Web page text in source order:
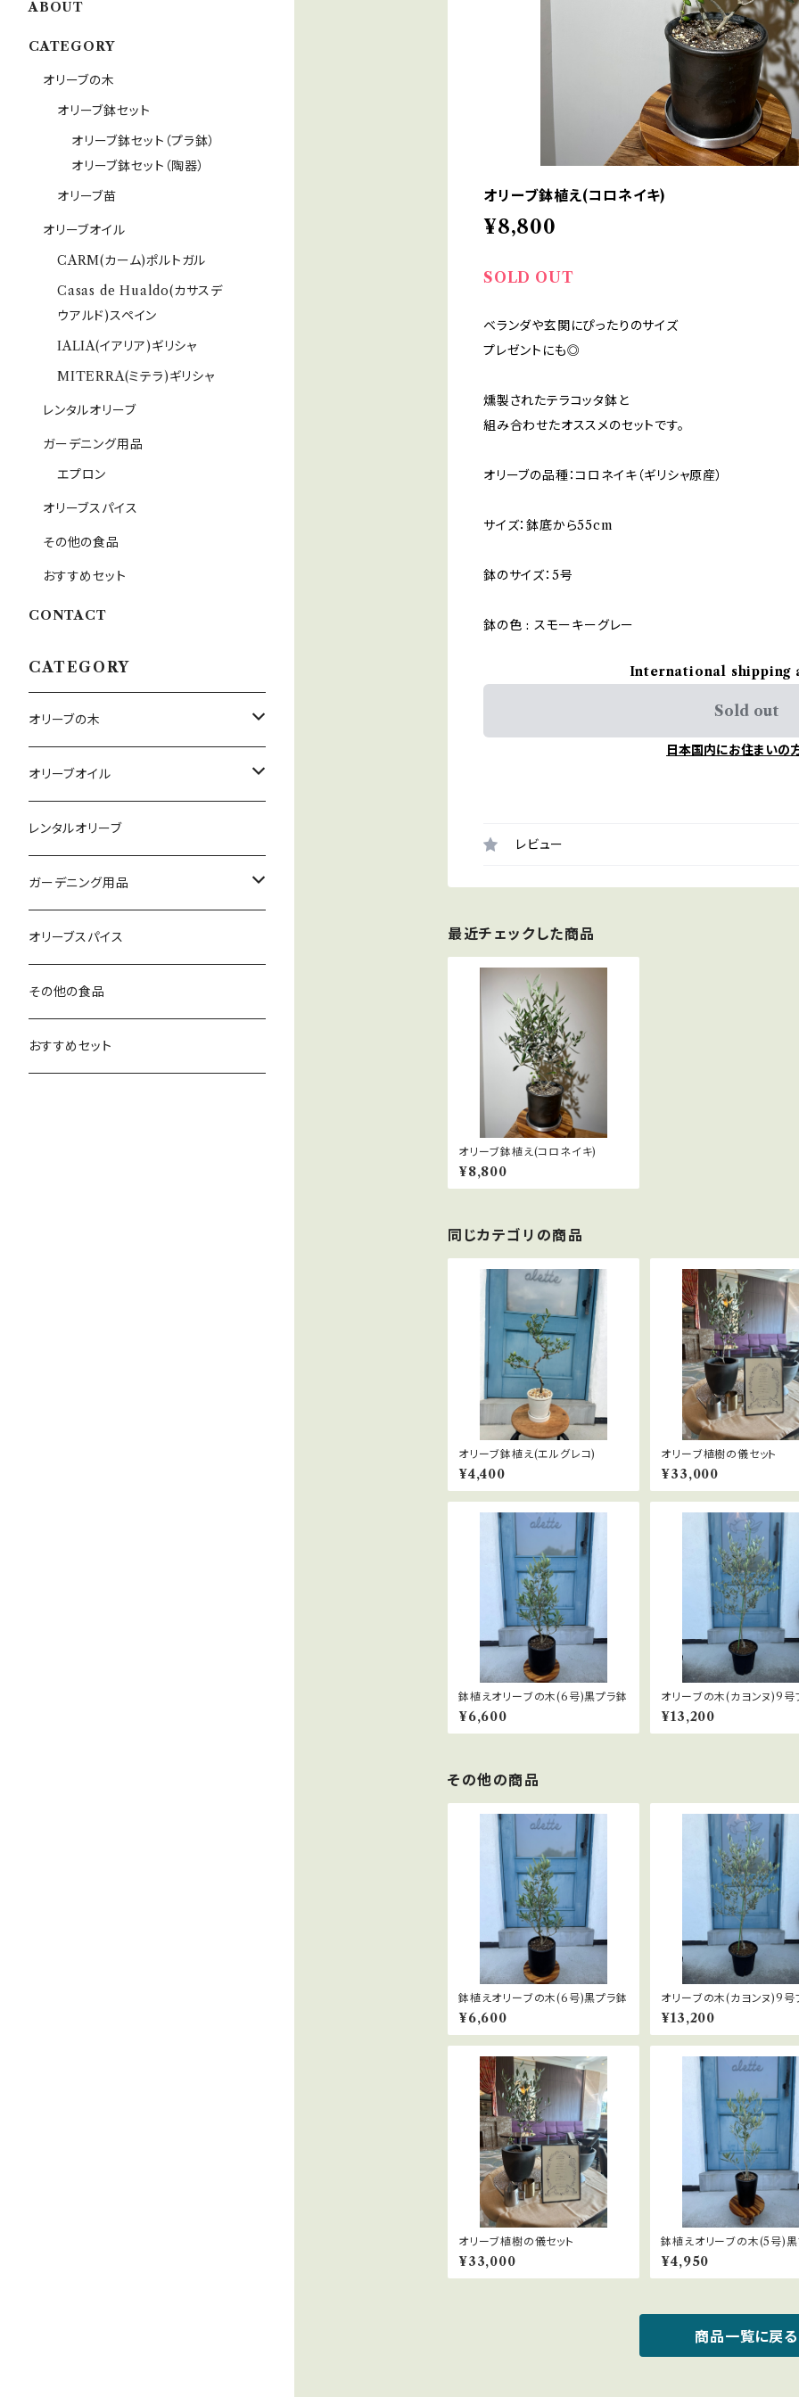
オリーブ鉢植え(コロネイキ)
¥8,800
SOLD OUT
ベランダや玄関にぴったりのサイズ
プレゼントにも◎
燻製されたテラコッタ鉢と
組み合わせたオススメのセットです。
オリーブの品種：コロネイキ（ギリシャ原産）
サイズ：鉢底から55cm
鉢のサイズ：5号
鉢の色 : スモーキーグレー
International shipping
Sold out
日本国内にお住まいの
レビュー
最近チェックした商品
オリーブ鉢植え(コロネイキ)
¥8,800
同じカテゴリの商品
オリーブ鉢植え(エルグレコ)
¥4,400
オリーブ植樹の儀セット
¥33,000
鉢植えオリーブの木(6号)黒プラ鉢
¥6,600
オリーブの木(カヨンヌ)9号
¥13,200
その他の商品
鉢植えオリーブの木(6号)黒プラ鉢
¥6,600
オリーブの木(カヨンヌ)9号
¥13,200
オリーブ植樹の儀セット
¥33,000
鉢植えオリーブの木(5号)黒
¥4,950
商品一覧に戻る
ABOUT
CATEGORY
オリーブの木
オリーブ鉢セット
オリーブ鉢セット（プラ鉢）
オリーブ鉢セット（陶器）
オリーブ苗
オリーブオイル
CARM(カーム)ポルトガル
Casas de Hualdo(カサスデ
ウアルド)スペイン
IALIA(イアリア)ギリシャ
MITERRA(ミテラ)ギリシャ
レンタルオリーブ
ガーデニング用品
エプロン
オリーブスパイス
その他の食品
おすすめセット
CONTACT
CATEGORY
オリーブの木
オリーブ鉢セット
オリーブ鉢セット（プラ鉢）
オリーブ鉢セット（陶器）
オリーブ苗
オリーブオイル
CARM(カーム)ポルトガル
Casas de Hualdo(カサスデウアルド)
スペイン
IALIA(イアリア)ギリシャ
MITERRA(ミテラ)ギリシャ
レンタルオリーブ
ガーデニング用品
エプロン
オリーブスパイス
その他の食品
おすすめセット